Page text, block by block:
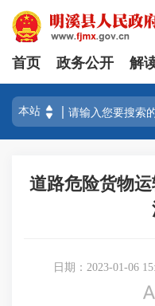
首页 政务公开 解
道路危险货物
日期：2023-01-06